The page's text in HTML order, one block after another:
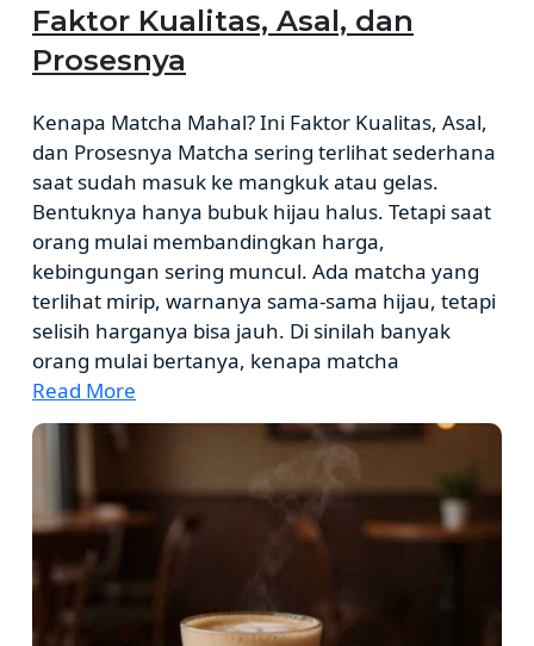
Faktor Kualitas, Asal, dan
Prosesnya
Kenapa Matcha Mahal? Ini Faktor Kualitas, Asal,
dan Prosesnya Matcha sering terlihat sederhana
saat sudah masuk ke mangkuk atau gelas.
Bentuknya hanya bubuk hijau halus. Tetapi saat
orang mulai membandingkan harga,
kebingungan sering muncul. Ada matcha yang
terlihat mirip, warnanya sama-sama hijau, tetapi
selisih harganya bisa jauh. Di sinilah banyak
orang mulai bertanya, kenapa matcha
Read More